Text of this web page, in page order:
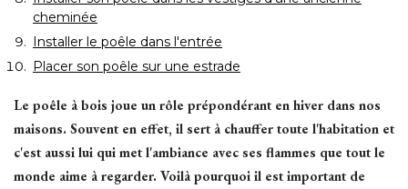
cheminée
Installer le poêle dans l'entrée
Placer son poêle sur une estrade
Le poêle à bois joue un rôle prépondérant en hiver dans nos
maisons. Souvent en effet, il sert à chauffer toute l'habitation et
c'est aussi lui qui met l'ambiance avec ses flammes que tout le
monde aime à regarder. Voilà pourquoi il est important de